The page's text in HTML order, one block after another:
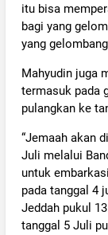
itu bisa
bagi yang
yang
Mahyudin juga
termasuk pada
pulangkan ke
“Jemaah akan
Juli melalui
untuk
pada tanggal 4
Jeddah pukul
tanggal 5 Juli